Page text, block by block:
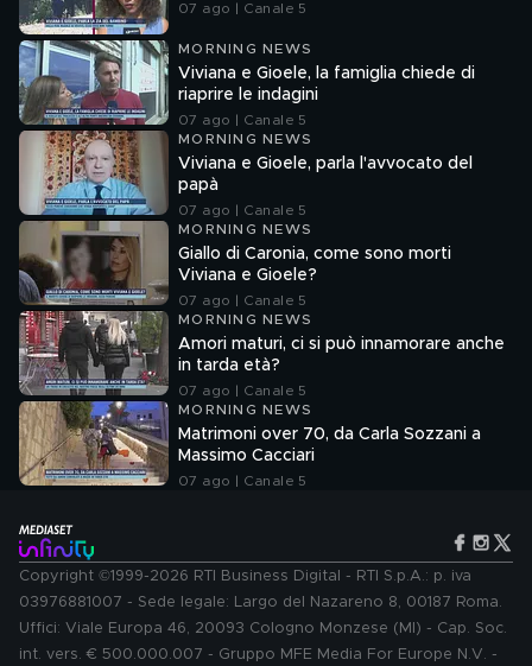
07 ago | Canale 5
MORNING NEWS
Viviana e Gioele, la famiglia chiede di
riaprire le indagini
07 ago | Canale 5
MORNING NEWS
Viviana e Gioele, parla l'avvocato del
papà
07 ago | Canale 5
MORNING NEWS
Giallo di Caronia, come sono morti
Viviana e Gioele?
07 ago | Canale 5
MORNING NEWS
Amori maturi, ci si può innamorare anche
in tarda età?
07 ago | Canale 5
MORNING NEWS
Matrimoni over 70, da Carla Sozzani a
Massimo Cacciari
07 ago | Canale 5
Copyright ©1999-2026 RTI Business Digital - RTI S.p.A.: p. iva
03976881007 - Sede legale: Largo del Nazareno 8, 00187 Roma.
Uffici: Viale Europa 46, 20093 Cologno Monzese (MI) - Cap. Soc.
int. vers. € 500.000.007 - Gruppo MFE Media For Europe N.V. -